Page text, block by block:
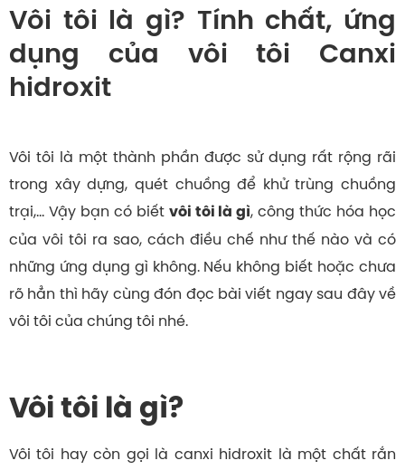
Vôi tôi là gì? Tính chất, ứng
dụng của vôi tôi Canxi
hidroxit
Vôi tôi là một thành phần được sử dụng rất rộng rãi
trong xây dựng, quét chuồng để khử trùng chuồng
trại,… Vậy bạn có biết vôi tôi là gì, công thức hóa học
của vôi tôi ra sao, cách điều chế như thế nào và có
những ứng dụng gì không. Nếu không biết hoặc chưa
rõ hẳn thì hãy cùng đón đọc bài viết ngay sau đây về
vôi tôi của chúng tôi nhé.
Vôi tôi là gì?
Vôi tôi hay còn gọi là canxi hidroxit là một chất rắn